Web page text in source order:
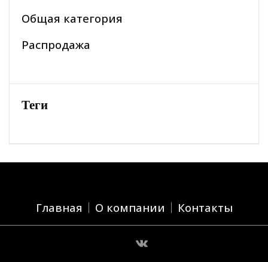
Общая категория
Распродажа
Теги
Главная О компании Контакты